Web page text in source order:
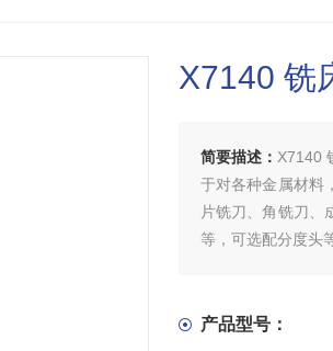
X7140 铣
简要描述： X7140
于对各种金属材料
片铣刀、角铣刀、
等，可选配分度头
产品型号：